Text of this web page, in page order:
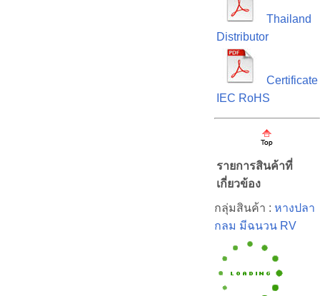
Thailand
Distributor
Certificate
IEC RoHS
รายการสินค้าที่
เกี่ยวข้อง
กลุ่มสินค้า : หางปลา
กลม มีฉนวน RV